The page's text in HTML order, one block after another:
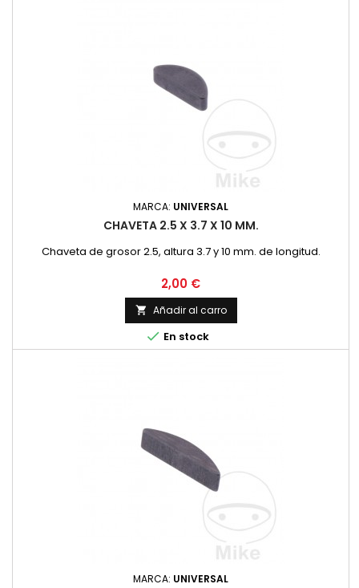
MARCA: UNIVERSAL
CHAVETA 2.5 X 3.7 X 10 MM.
Chaveta de grosor 2.5, altura 3.7 y 10 mm. de longitud.
Precio
2,00 €
 Añadir al carro
 En stock
MARCA: UNIVERSAL